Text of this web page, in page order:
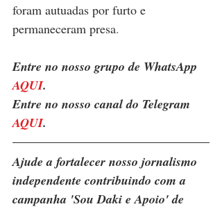
foram autuadas por furto e
permaneceram presa.
Entre no nosso grupo de WhatsApp
AQUI.
Entre no nosso canal do Telegram
AQUI.
Ajude a fortalecer nosso jornalismo
independente contribuindo com a
campanha 'Sou Daki e Apoio' de